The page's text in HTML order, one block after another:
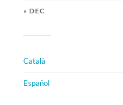
« DEC
Català
Español